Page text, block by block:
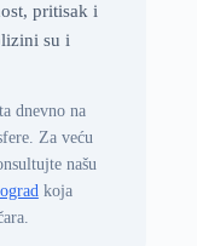
pritisak i
su i
dnevno na
Za veću
našu
koja